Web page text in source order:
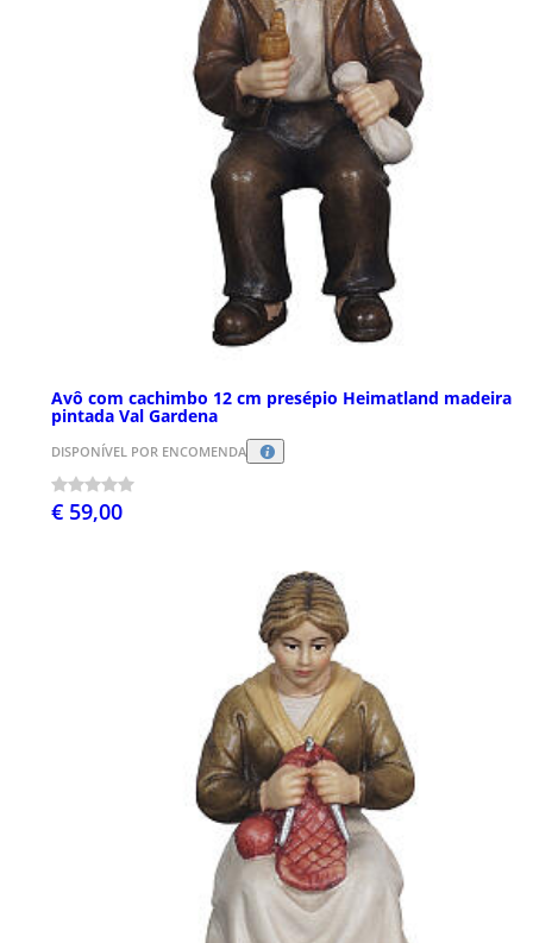
Avô com cachimbo 12 cm presépio Heimatland madeira
pintada Val Gardena
DISPONÍVEL POR ENCOMENDA
€ 59,00